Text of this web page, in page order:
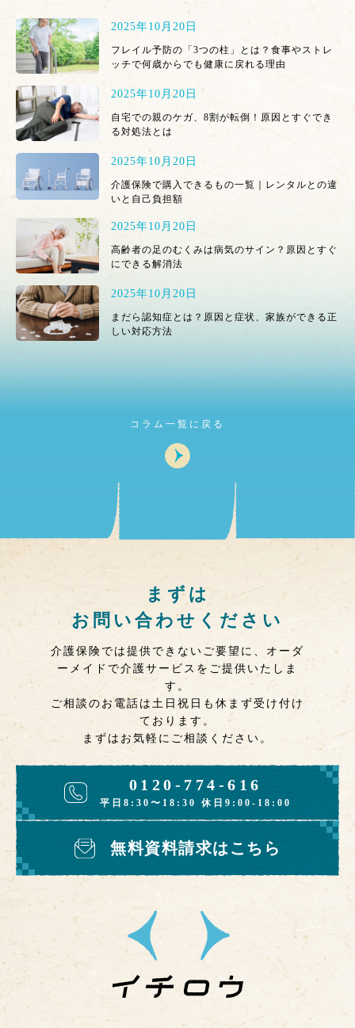
2025年10月20日
フレイル予防の「3つの柱」とは？食事やストレ
ッチで何歳からでも健康に戻れる理由
2025年10月20日
自宅での親のケガ、8割が転倒！原因とすぐでき
る対処法とは
2025年10月20日
介護保険で購入できるもの一覧｜レンタルとの違
いと自己負担額
2025年10月20日
高齢者の足のむくみは病気のサイン？原因とすぐ
にできる解消法
2025年10月20日
まだら認知症とは？原因と症状、家族ができる正
しい対応方法
コラム一覧に戻る
まずは
お問い合わせください
介護保険では提供できないご要望に、オーダ
ーメイドで介護サービスをご提供いたしま
す。
ご相談のお電話は土日祝日も休まず受け付け
ております。
まずはお気軽にご相談ください。
0120-774-616
平日8:30〜18:30 休日9:00-18:00
無料資料請求はこちら